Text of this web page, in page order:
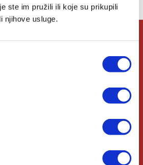
ste im pružili ili koje su prikupili
njihove usluge.